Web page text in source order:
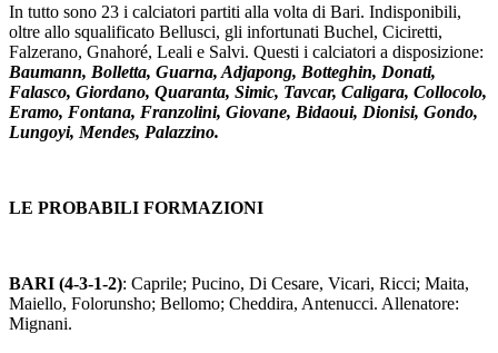
In tutto sono 23 i calciatori partiti alla volta di Bari. Indisponibili,
oltre allo squalificato Bellusci, gli infortunati Buchel, Ciciretti,
Falzerano, Gnahoré, Leali e Salvi. Questi i calciatori a disposizione:
Baumann, Bolletta, Guarna, Adjapong, Botteghin, Donati,
Falasco, Giordano, Quaranta, Simic, Tavcar, Caligara, Collocolo,
Eramo, Fontana, Franzolini, Giovane, Bidaoui, Dionisi, Gondo,
Lungoyi, Mendes, Palazzino.
LE PROBABILI FORMAZIONI
BARI (4-3-1-2): Caprile; Pucino, Di Cesare, Vicari, Ricci; Maita,
Maiello, Folorunsho; Bellomo; Cheddira, Antenucci. Allenatore:
Mignani.